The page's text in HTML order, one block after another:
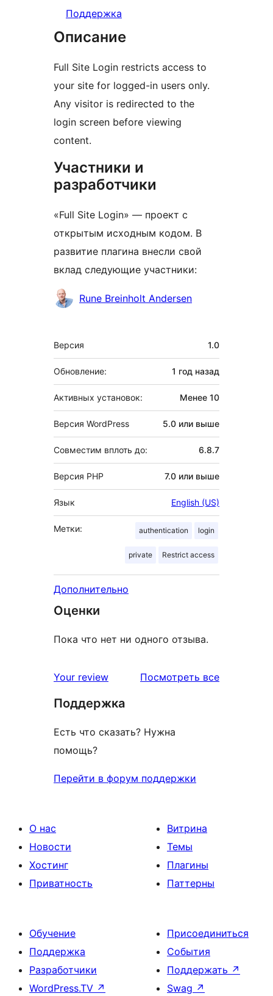
Поддержка
Описание
Full Site Login restricts access to
your site for logged-in users only.
Any visitor is redirected to the
login screen before viewing
content.
Участники и
разработчики
«Full Site Login» — проект с
открытым исходным кодом. В
развитие плагина внесли свой
вклад следующие участники:
УчастникиRune Breinholt Andersen
Мета
Версия 1.0
Обновление: 1 год назад
Активных установок: Менее 10
Версия WordPress 5.0 или выше
Совместим вплоть до: 6.8.7
Версия PHP 7.0 или выше
Язык English (US)
Метки: authentication login
private Restrict access
Дополнительно
Оценки
Пока что нет ни одного отзыва.
Your review Посмотреть всеотзывы
Поддержка
Есть что сказать? Нужна
помощь?
Перейти в форум поддержки
О нас
Новости
Хостинг
Приватность
Витрина
Темы
Плагины
Паттерны
Обучение
Поддержка
Разработчики
WordPress.TV ↗
Присоединиться
События
Поддержать ↗
Swag ↗